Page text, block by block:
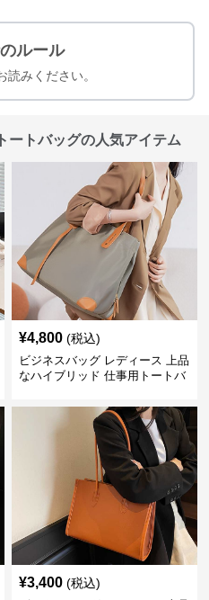
ルール
読みください。
ートバッグの人気アイテム
¥4,800 (税込)
ビジネスバッグ レディース 上品
なハイブリッド 仕事用トートバ
¥3,400 (税込)